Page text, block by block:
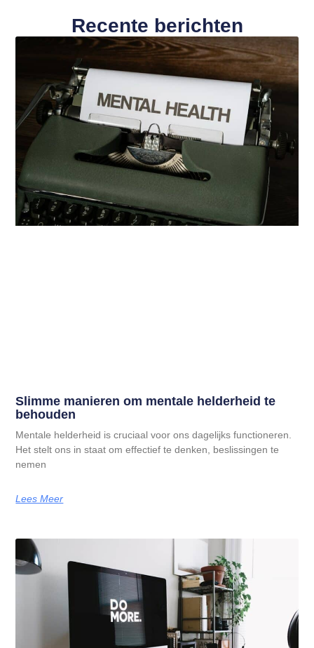
Recente berichten
Slimme manieren om mentale helderheid te
behouden
Mentale helderheid is cruciaal voor ons dagelijks functioneren.
Het stelt ons in staat om effectief te denken, beslissingen te
nemen
Lees Meer